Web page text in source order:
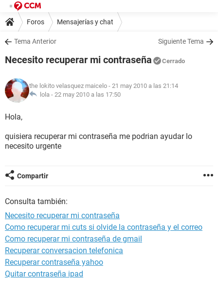
Foros Mensajerías y chat
Tema Anterior Siguiente Tema
Necesito recuperar mi contraseña Cerrado
the lokito velasquez maicelo - 21 may 2010 a las 21:14
lola - 22 may 2010 a las 17:50
Hola,
quisiera recuperar mi contraseña me podrian ayudar lo
necesito urgente
Compartir
Consulta también:
Necesito recuperar mi contraseña
Como recuperar mi cuts si olvide la contraseña y el correo
Como recuperar mi contraseña de gmail
Recuperar conversacion telefonica
Recuperar contraseña yahoo
Quitar contraseña ipad